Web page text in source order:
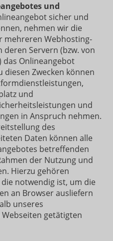
und
sicher und
nehmen wir die
mehreren Webhosting-
Servern (bzw. von
das Onlineangebot
diesen Zwecken können
und
und
in Anspruch nehmen.
des
Daten können alle
betreffenden
der Nutzung und
Hierzu gehören
notwendig ist, um die
an Browser ausliefern
unseres
getätigten